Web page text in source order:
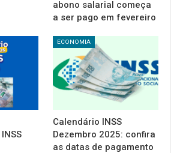
abono salarial começa
a ser pago em fevereiro
ECONOMIA
Calendário INSS
Dezembro 2025: confira
as datas de pagamento